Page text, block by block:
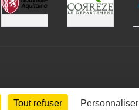
Tout refuser Personnaliser